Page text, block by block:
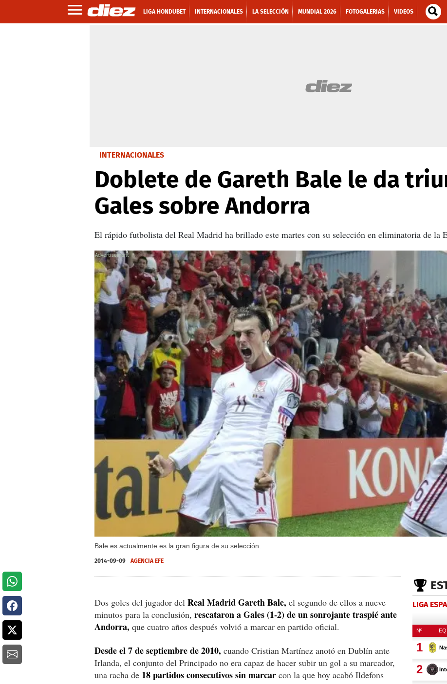
LIGA HONDUBET INTERNACIONALES LA SELECCIÓN MUNDIAL 2026 FOTOGALERIAS VIDEOS
INTERNACIONALES
Doblete de Gareth Bale le da
Gales sobre Andorra
El rápido futbolista del Real Madrid ha brillado este martes con su selección en eliminatoria de la
Bale es actualmente es la gran figura de su selección.
X
2014-09-09 AGENCIA EFE
Dos goles del jugador del Real Madrid Gareth Bale, el segundo de ellos a nueve
minutos para la conclusión, rescataron a Gales (1-2) de un sonrojante traspié ante
Andorra, que cuatro años después volvió a marcar en partido oficial.
Desde el 7 de septiembre de 2010, cuando Cristian Martínez anotó en Dublín ante
Irlanda, el conjunto del Principado no era capaz de hacer subir un gol a su marcador,
una racha de 18 partidos consecutivos sin marcar con la que hoy acabó Ildefons
LIGA